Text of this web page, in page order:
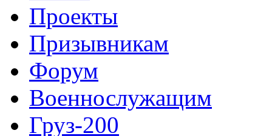
Проекты
Призывникам
Форум
Военнослужащим
Груз-200